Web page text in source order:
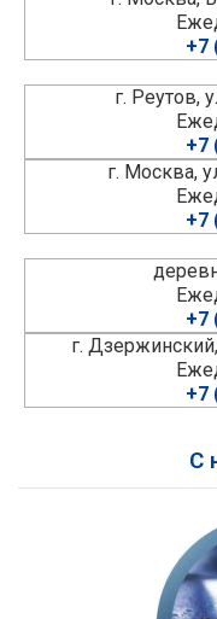
+7
г. Реутов,
+7
г. Москва,
+7
+7
г.
+7
С